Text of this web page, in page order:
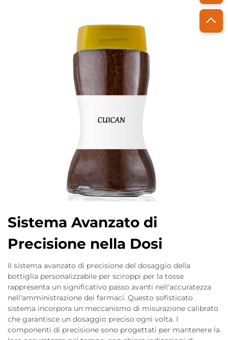
Sistema Avanzato di
Precisione nella Dosi
Il sistema avanzato di precisione del dosaggio della
bottiglia personalizzabile per sciroppi per la tosse
rappresenta un significativo passo avanti nell'accuratezza
nell'amministrazione dei farmaci. Questo sofisticato
sistema incorpora un meccanismo di misurazione calibrato
che garantisce un dosaggio preciso ogni volta. I
componenti di precisione sono progettati per mantenere la